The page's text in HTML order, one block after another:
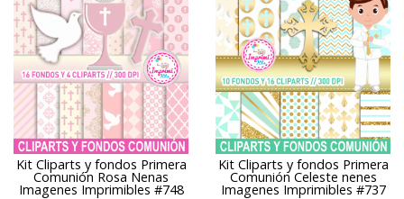
Kit Cliparts y fondos Primera
Comunión Rosa Nenas
Imagenes Imprimibles #748
Kit Cliparts y fondos Primera
Comunión Celeste nenes
Imagenes Imprimibles #737